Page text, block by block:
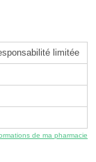
limitée
de ma pharmacie